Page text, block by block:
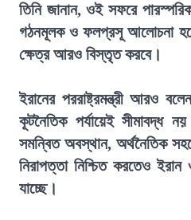
তিনি জানান, ওই সফরে পারস্পরিক
গঠনমূলক ও ফলপ্রসূ আলোচনা
ক্ষেত্র আরও বিস্তৃত করবে।
ইরানের পররাষ্ট্রমন্ত্রী আরও
কূটনৈতিক পর্যায়েই সীমাবদ্ধ
সমন্বিত অবস্থান, অর্থনৈতিক
নিরাপত্তা নিশ্চিত করতেও
যাচ্ছে।